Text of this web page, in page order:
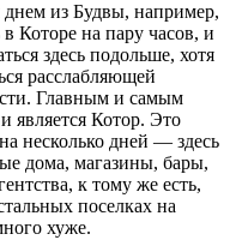
из Будвы, например,
Которе на пару часов, и
здесь подольше, хотя
расслабляющей
Главным и самым
является Котор. Это
несколько дней — здесь
дома, магазины, бары,
к тому же есть,
поселках на
хуже.